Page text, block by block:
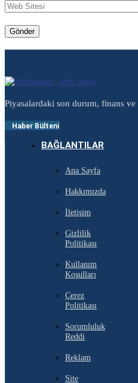
Piyasalardaki son durum, finans
Haber Bülteni
BAĞLANTILAR
Ana Sayfa
Hakkımızda
İletişim
Gizlilik
Politikası
Kullanım
Koşulları
Çerez
Politikası
Sorumluluk
Reddi
Reklam
Site